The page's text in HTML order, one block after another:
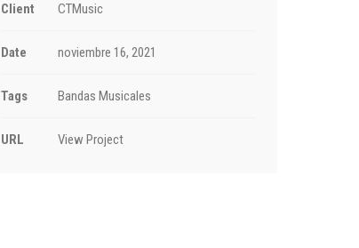
Client CTMusic
Date noviembre 16, 2021
Tags Bandas Musicales
URL View Project